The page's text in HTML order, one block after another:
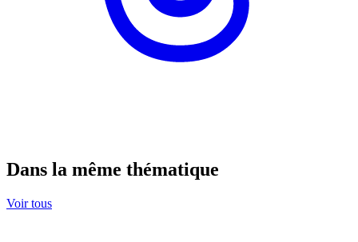
Dans la même thématique
Voir tous